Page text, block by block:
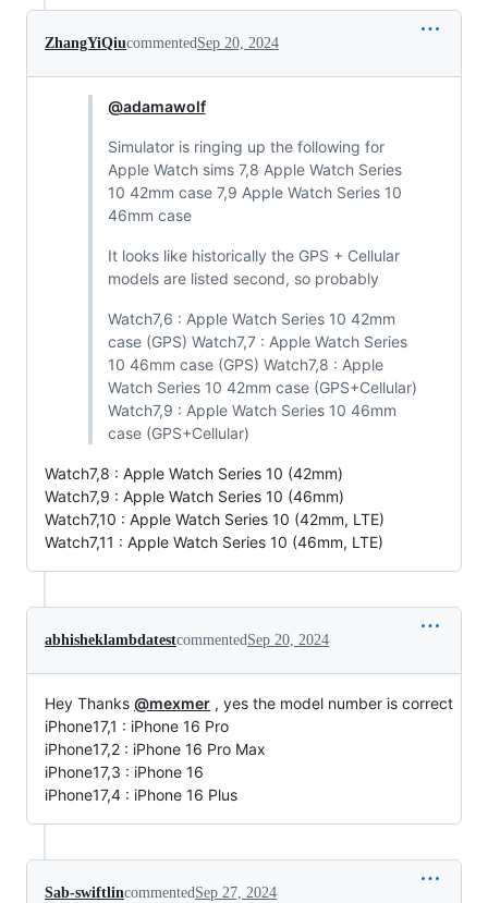
ZhangYiQiucommentedSep 20, 2024
@adamawolf
Simulator is ringing up the following for
Apple Watch sims 7,8 Apple Watch Series
10 42mm case 7,9 Apple Watch Series 10
46mm case
It looks like historically the GPS + Cellular
models are listed second, so probably
Watch7,6 : Apple Watch Series 10 42mm
case (GPS) Watch7,7 : Apple Watch Series
10 46mm case (GPS) Watch7,8 : Apple
Watch Series 10 42mm case (GPS+Cellular)
Watch7,9 : Apple Watch Series 10 46mm
case (GPS+Cellular)
Watch7,8 : Apple Watch Series 10 (42mm)
Watch7,9 : Apple Watch Series 10 (46mm)
Watch7,10 : Apple Watch Series 10 (42mm, LTE)
Watch7,11 : Apple Watch Series 10 (46mm, LTE)
abhisheklambdatestcommentedSep 20, 2024
Hey Thanks @mexmer , yes the model number is correct
iPhone17,1 : iPhone 16 Pro
iPhone17,2 : iPhone 16 Pro Max
iPhone17,3 : iPhone 16
iPhone17,4 : iPhone 16 Plus
Sab-swiftlincommentedSep 27, 2024